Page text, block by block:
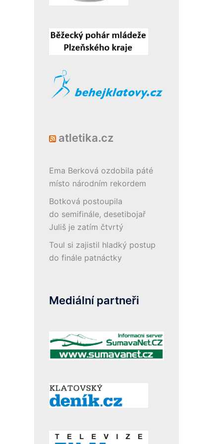
atletika.cz
Ema Berková ozdobila páté
místo národním rekordem
Botková postoupila
do semifinále, desetibojař
Juliš je zatím čtvrtý
Toul si zajistil hladký postup
do finále patnáctky
Mediální partneři